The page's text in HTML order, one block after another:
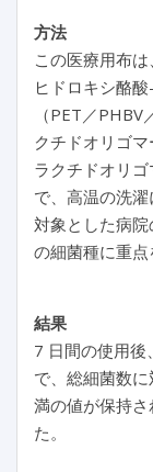
方法
この医療用布
ヒドロキシ酪
（PET／
クチドオリゴ
ラクチドオリ
で、高温の洗
対象とした病
の細菌種に重点
結果
7 日間の使用後
で、総細菌数
満の値が保持
た。